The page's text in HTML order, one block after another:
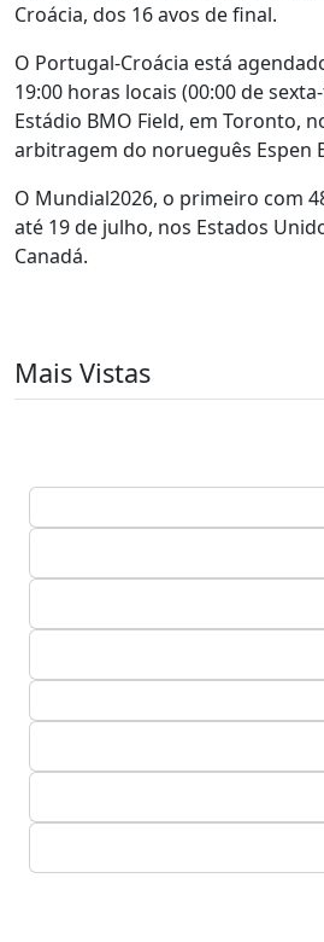
Croácia, dos 16 avos de final.
O Portugal-Croácia está
19:00 horas locais (00:00 de
Estádio BMO Field, em Toronto,
arbitragem do norueguês Espen
O Mundial2026, o primeiro com
até 19 de julho, nos Estados
Canadá.
Mais Vistas